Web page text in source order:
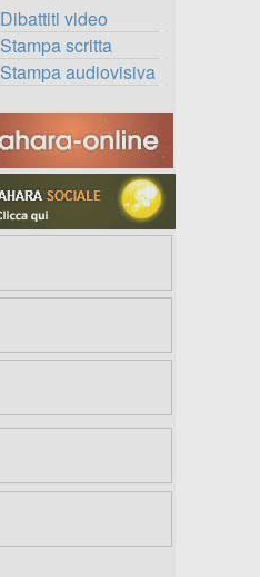
Dibattiti video
Stampa scritta
Stampa audiovisiva